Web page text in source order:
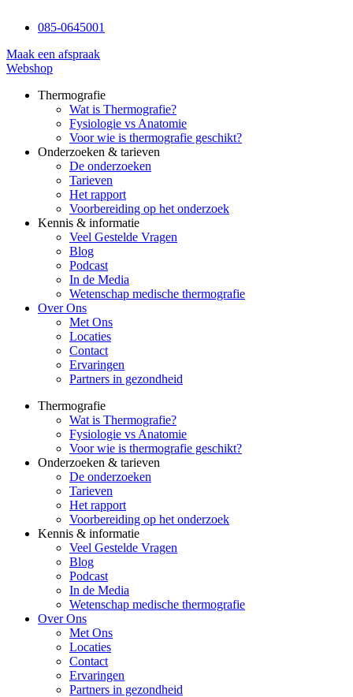
085-0645001
Maak een afspraak
Webshop
Thermografie
Wat is Thermografie?
Fysiologie vs Anatomie
Voor wie is thermografie geschikt?
Onderzoeken & tarieven
De onderzoeken
Tarieven
Het rapport
Voorbereiding op het onderzoek
Kennis & informatie
Veel Gestelde Vragen
Blog
Podcast
In de Media
Wetenschap medische thermografie
Over Ons
Met Ons
Locaties
Contact
Ervaringen
Partners in gezondheid
Thermografie
Wat is Thermografie?
Fysiologie vs Anatomie
Voor wie is thermografie geschikt?
Onderzoeken & tarieven
De onderzoeken
Tarieven
Het rapport
Voorbereiding op het onderzoek
Kennis & informatie
Veel Gestelde Vragen
Blog
Podcast
In de Media
Wetenschap medische thermografie
Over Ons
Met Ons
Locaties
Contact
Ervaringen
Partners in gezondheid